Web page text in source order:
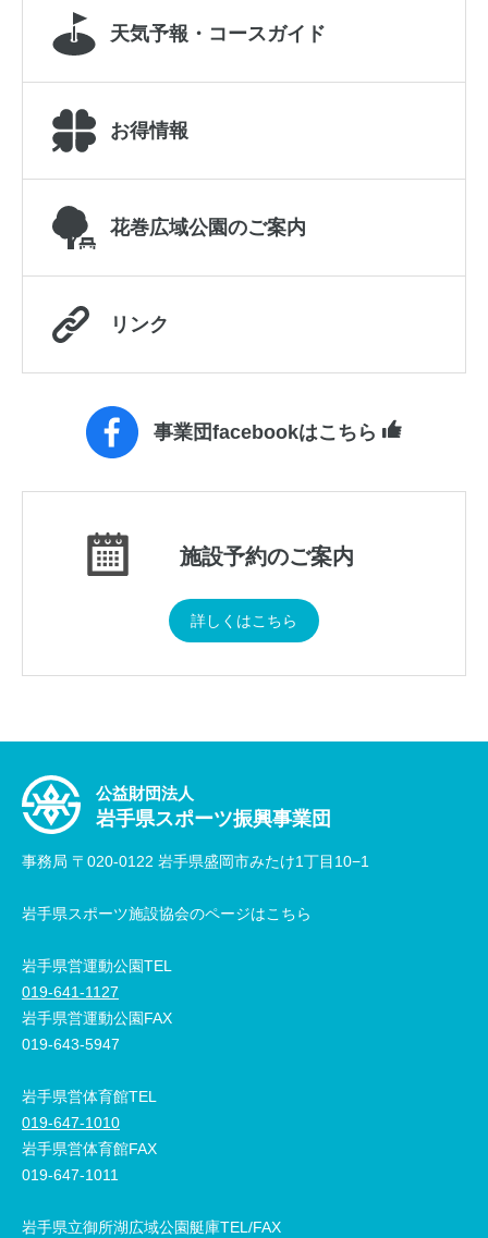
天気予報・コースガイド
お得情報
花巻広域公園のご案内
リンク
事業団facebookはこちら
施設予約のご案内
詳しくはこちら
公益財団法人
岩手県スポーツ振興事業団
事務局 〒020-0122 岩手県盛岡市みたけ1丁目10−1
岩手県スポーツ施設協会のページはこちら
岩手県営運動公園TEL
019-641-1127
岩手県営運動公園FAX
019-643-5947
岩手県営体育館TEL
019-647-1010
岩手県営体育館FAX
019-647-1011
岩手県立御所湖広域公園艇庫TEL/FAX